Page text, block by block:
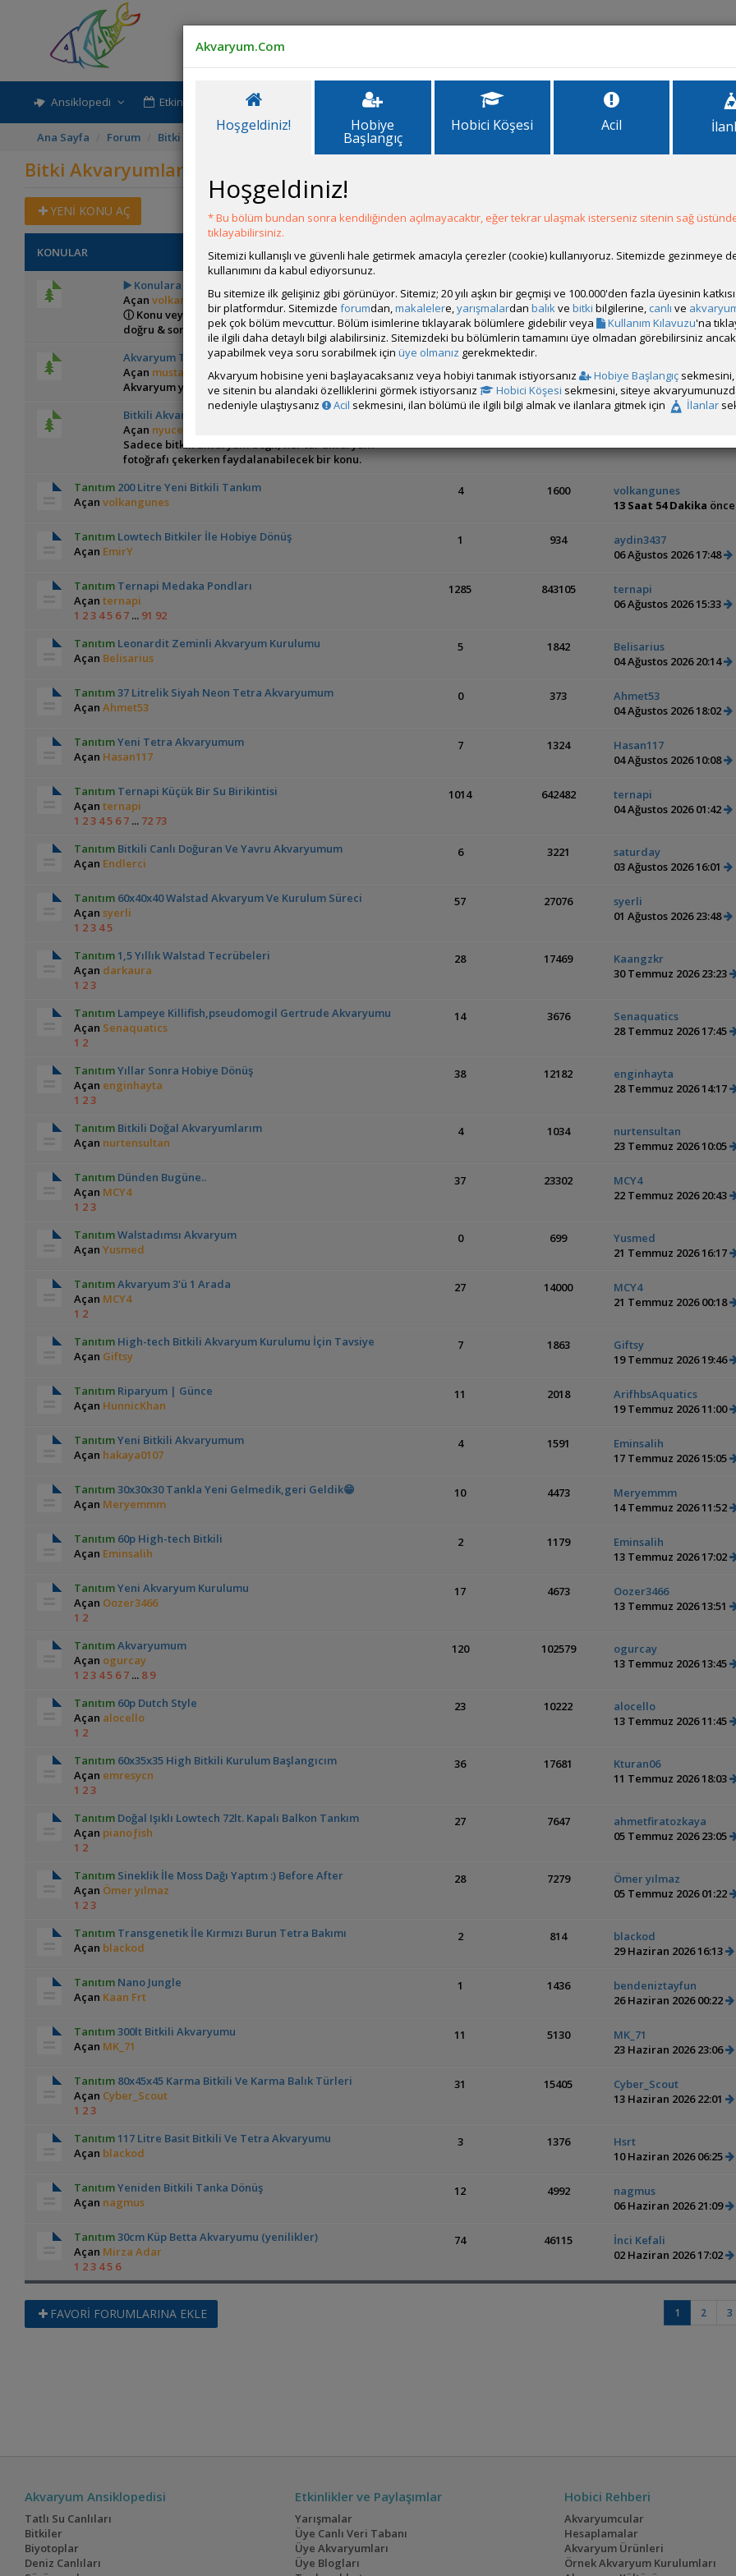
Ansiklopedi Etkinlik-Paylaşım İlanlar Forum
Ana Sayfa Forum Bitki Akvaryumları Genel Bitki Akvaryumları Tanıtımı
Bitki Akvaryumları Tanıtımı
YENİ KONU AÇ
KONULAR Cevaplar Okunma Son Mesaj
▶️ Konulara Youtube Önizlemeli Video Nasıl Eklenir
Açanvolkanon
ⓘ Konu veya mesajlarınıza YouTube (shorts dahil)
doğru & sorunsuz eklemek için buraya bakınız.
Akvaryum Tasarımı Yarışmalarına Hazırlık
Açan mustafaerdogar
Akvaryum yarışmalarına nasıl hazırlanılır?
Bitkili Akvaryum Fotoğrafçılığı
Açan nyucel
Sadece bitkili akvaryum değil, her tür akvaryum
fotoğrafı çekerken faydalanabilecek bir konu.
Tanıtım 200 Litre Yeni Bitkili Tankım
Açanvolkangunes
4 1600
volkangunes
13 Saat 54 Dakika önce
Tanıtım Lowtech Bitkiler İle Hobiye Dönüş
Açan EmirY
1 934
aydin3437
06 Ağustos 2026 17:48
Tanıtım Ternapi Medaka Pondları
Açanternapi
1 23 45 6 7 ... 91 92
1285 843105
ternapi
06 Ağustos 2026 15:33
Tanıtım Leonardit Zeminli Akvaryum Kurulumu
Açan Belisarius
5 1842
Belisarius
04 Ağustos 2026 20:14
Tanıtım37 Litrelik Siyah Neon Tetra Akvaryumum
AçanAhmet53
0 373
Ahmet53
04 Ağustos 2026 18:02
TanıtımYeni Tetra Akvaryumum
Açan Hasan117
7 1324
Hasan117
04 Ağustos 2026 10:08
Tanıtım Ternapi Küçük Bir Su Birikintisi
Açanternapi
1 23 45 6 7 ... 72 73
1014 642482
ternapi
04 Ağustos 2026 01:42
Tanıtım Bitkili Canlı Doğuran Ve Yavru Akvaryumum
Açan Endlerci
6 3221
saturday
03 Ağustos 2026 16:01
Tanıtım 60x40x40 Walstad Akvaryum Ve Kurulum Süreci
Açansyerli
1 23 45
57 27076
syerli
01 Ağustos 2026 23:48
Tanıtım 1,5 Yıllık Walstad Tecrübeleri
Açan darkaura
1 23
28 17469
Kaangzkr
30 Temmuz 2026 23:23
Tanıtım Lampeye Killifish,pseudomogil Gertrude Akvaryumu
Açan Senaquatics
1 2
14 3676
Senaquatics
28 Temmuz 2026 17:45
TanıtımYıllar Sonra Hobiye Dönüş
Açan enginhayta
1 23
38 12182
enginhayta
28 Temmuz 2026 14:17
Tanıtım Bitkili Doğal Akvaryumlarım
Açan nurtensultan
4 1034
nurtensultan
23 Temmuz 2026 10:05
Tanıtım Dünden Bugüne..
Açan MCY4
1 23
37 23302
MCY4
22 Temmuz 2026 20:43
TanıtımWalstadımsı Akvaryum
AçanYusmed
0 699
Yusmed
21 Temmuz 2026 16:17
TanıtımAkvaryum 3'ü 1 Arada
Açan MCY4
1 2
27 14000
MCY4
21 Temmuz 2026 00:18
Tanıtım High-tech Bitkili Akvaryum Kurulumu İçin Tavsiye
Açan Giftsy
7 1863
Giftsy
19 Temmuz 2026 19:46
Tanıtım Riparyum | Günce
Açan HunnicKhan
11 2018
ArifhbsAquatics
19 Temmuz 2026 11:00
TanıtımYeni Bitkili Akvaryumum
Açan hakaya0107
4 1591
Eminsalih
17 Temmuz 2026 15:05
Tanıtım30x30x30 Tankla Yeni Gelmedik,geri Geldik😁
Açan Meryemmm
10 4473
Meryemmm
14 Temmuz 2026 11:52
Tanıtım 60p High-tech Bitkili
Açan Eminsalih
2 1179
Eminsalih
13 Temmuz 2026 17:02
TanıtımYeni Akvaryum Kurulumu
Açan Oozer3466
1 2
17 4673
Oozer3466
13 Temmuz 2026 13:51
TanıtımAkvaryumum
Açan ogurcay
1 23 45 6 7 ... 8 9
120 102579
ogurcay
13 Temmuz 2026 13:45
Tanıtım 60p Dutch Style
Açan alocello
1 2
23 10222
alocello
13 Temmuz 2026 11:45
Tanıtım 60x35x35 High Bitkili Kurulum Başlangıcım
Açan emresycn
1 23
36 17681
Kturan06
11 Temmuz 2026 18:03
Tanıtım Doğal Işıklı Lowtech 72lt. Kapalı Balkon Tankım
Açan pianoƒish
1 2
27 7647
ahmetfiratozkaya
05 Temmuz 2026 23:05
Tanıtım Sineklik İle Moss Dağı Yaptım :) Before After
Açan Ömer yılmaz
1 23
28 7279
Ömer yılmaz
05 Temmuz 2026 01:22
Tanıtım Transgenetik İle Kırmızı Burun Tetra Bakımı
Açan blackod
2 814
blackod
29 Haziran 2026 16:13
Tanıtım Nano Jungle
Açan Kaan Frt
1 1436
bendeniztayfun
26 Haziran 2026 00:22
Tanıtım300lt Bitkili Akvaryumu
Açan MK_71
11 5130
MK_71
23 Haziran 2026 23:06
Tanıtım 80x45x45 Karma Bitkili Ve Karma Balık Türleri
Açan Cyber_Scout
1 23
31 15405
Cyber_Scout
13 Haziran 2026 22:01
Tanıtım 117 Litre Basit Bitkili Ve Tetra Akvaryumu
Açan blackod
3 1376
Hsrt
10 Haziran 2026 06:25
TanıtımYeniden Bitkili Tanka Dönüş
Açan nagmus
12 4992
nagmus
06 Haziran 2026 21:09
Tanıtım30cm Küp Betta Akvaryumu (yenilikler)
Açan Mirza Adar
1 23 45 6
74 46115
İnci Kefali
02 Haziran 2026 17:02
FAVORİ FORUMLARINA EKLE 1 2 3
Akvaryum Ansiklopedisi
Tatlı Su Canlıları
Bitkiler
Biyotoplar
Deniz Canlıları
Etkinlikler ve Paylaşımlar
Yarışmalar
Üye Canlı Veri Tabanı
Üye Akvaryumları
Üye Blogları
Hobici Rehberi
Akvaryumcular
Hesaplamalar
Akvaryum Ürünleri
Örnek Akvaryum Kurulumları
Akvaryum.Com
Hoşgeldiniz! Hobiye
Başlangıç
Hobici Köşesi Acil
Hoşgeldiniz!
* Bu bölüm bundan sonra kendiliğinden açılmayacaktır, eğer tekrar ulaşmak isterseniz sitenin sağ
tıklayabilirsiniz.
Sitemizi kullanışlı ve güvenli hale getirmek amacıyla çerezler (cookie) kullanıyoruz. Sitemizde gezinmeye
kullanımını da kabul ediyorsunuz.
Bu sitemize ilk gelişiniz gibi görünüyor. Sitemiz; 20 yılı aşkın bir geçmişi ve 100.000'den fazla üyesinin
bir platformdur. Sitemizde forumdan,makalelere,yarışmalardan balıkve bitki bilgilerine, canlı ve
pek çok bölüm mevcuttur. Bölüm isimlerine tıklayarak bölümlere gidebilir veya
Kullanım Kılavuzu'na
ile ilgili daha detaylı bilgi alabilirsiniz. Sitemizdeki bu bölümlerin tamamını üye olmadan görebilirsiniz
yapabilmek veya soru sorabilmek için üye olmanız gerekmektedir.
Akvaryum hobisine yeni başlayacaksanız veya hobiyi tanımak istiyorsanız
Hobiye Başlangıç
ve sitenin bu alandaki özelliklerini görmek istiyorsanız
Hobici Köşesi sekmesini, siteye
nedeniyle ulaştıysanız
Acil sekmesini, ilan bölümü ile ilgili bilgi almak ve ilanlara gitmek için İlanlar